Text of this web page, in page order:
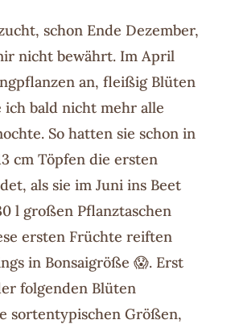
schon Ende Dezember,
nicht bewährt. Im April
an, fleißig Blüten
ich bald nicht mehr alle
So hatten sie schon in
cm Töpfen die ersten
als sie im Juni ins Beet
l großen Pflanztaschen
ersten Früchte reiften
in Bonsaigröße 😱. Erst
folgenden Blüten
sortentypischen Größen,